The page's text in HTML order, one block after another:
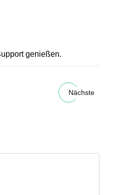
genießen.
Nächste